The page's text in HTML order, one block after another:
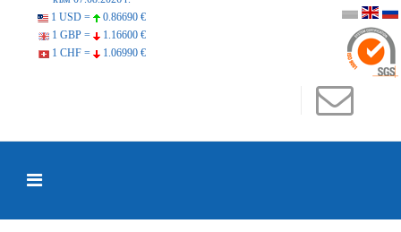
1 USD =
0.86690 €
1 GBP =
1.16600 €
1 CHF =
1.06990 €